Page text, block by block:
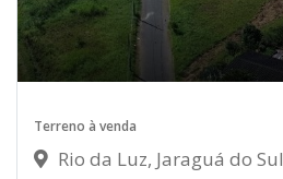
Terreno à venda
Rio da Luz, Jaraguá do Sul